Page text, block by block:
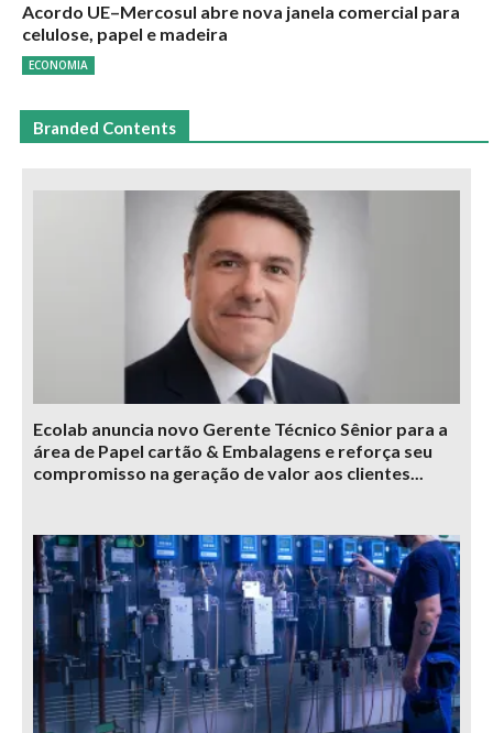
Acordo UE–Mercosul abre nova janela comercial para
celulose, papel e madeira
ECONOMIA
Branded Contents
Ecolab anuncia novo Gerente Técnico Sênior para a
área de Papel cartão & Embalagens e reforça seu
compromisso na geração de valor aos clientes...